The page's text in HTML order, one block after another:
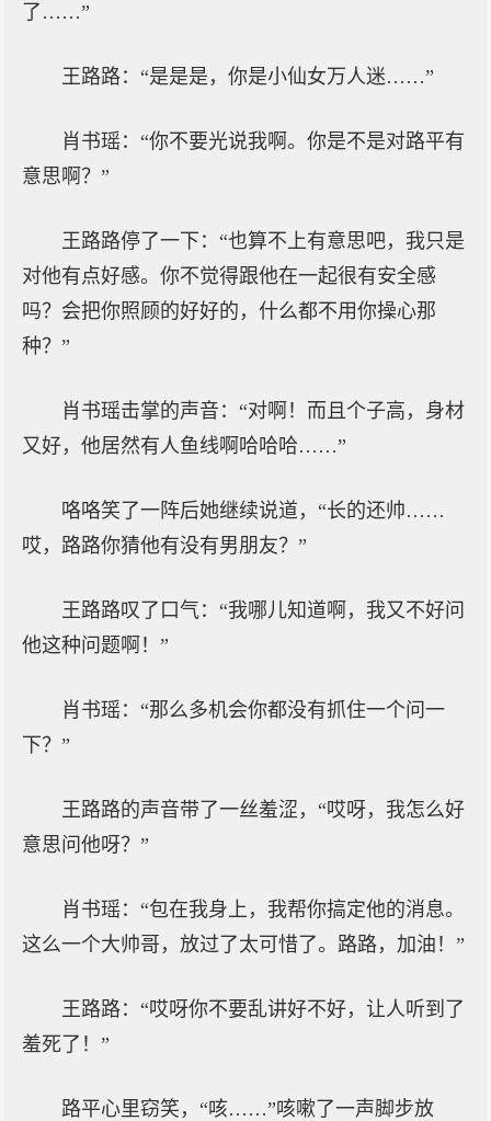
了……”
王路路：“是是是，你是小仙女万人迷……”
肖书瑶：“你不要光说我啊。你是不是对路平有
意思啊？”
王路路停了一下：“也算不上有意思吧，我只是
对他有点好感。你不觉得跟他在一起很有安全感
吗？会把你照顾的好好的，什么都不用你操心那
种？”
肖书瑶击掌的声音：“对啊！而且个子高，身材
又好，他居然有人鱼线啊哈哈哈……”
咯咯笑了一阵后她继续说道，“长的还帅……
哎，路路你猜他有没有男朋友？”
王路路叹了口气：“我哪儿知道啊，我又不好问
他这种问题啊！”
肖书瑶：“那么多机会你都没有抓住一个问一
下？”
王路路的声音带了一丝羞涩，“哎呀，我怎么好
意思问他呀？”
肖书瑶：“包在我身上，我帮你搞定他的消息。
这么一个大帅哥，放过了太可惜了。路路，加油！”
王路路：“哎呀你不要乱讲好不好，让人听到了
羞死了！”
路平心里窃笑，“咳……”咳嗽了一声脚步放